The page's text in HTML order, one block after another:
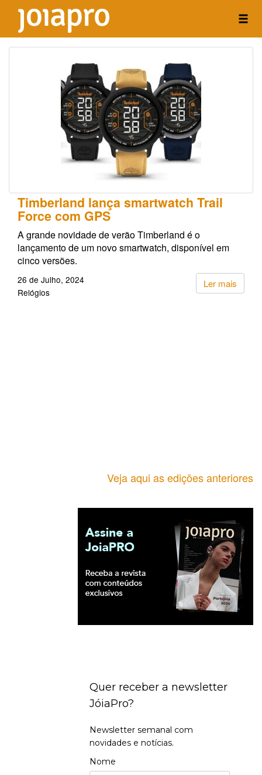
Timberland lança smartwatch Trail
Force com GPS
A grande novidade de verão Timberland é o
lançamento de um novo smartwatch, disponível em
cinco versões.
Ler mais
26 de Julho, 2024
Relógios
Veja aqui as edições anteriores